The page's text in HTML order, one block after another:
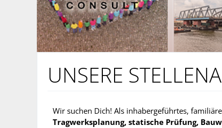
UNSERE
Wir suchen Dich! Als inhabergeführtes,
Tragwerksplanung, statische Prüfung,